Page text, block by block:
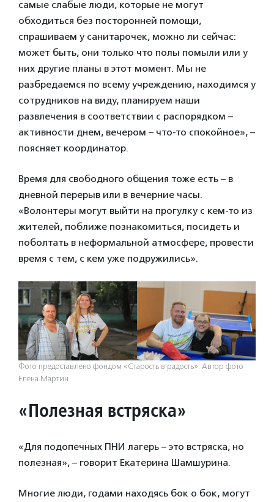
самые слабые люди, которые не могут
обходиться без посторонней помощи,
спрашиваем у санитарочек, можно ли сейчас:
может быть, они только что полы помыли или у
них другие планы в этот момент. Мы не
разбредаемся по всему учреждению, находимся у
сотрудников на виду, планируем наши
развлечения в соответствии с распорядком –
активности днем, вечером – что-то спокойное», –
поясняет координатор.
Время для свободного общения тоже есть – в
дневной перерыв или в вечерние часы.
«Волонтеры могут выйти на прогулку с кем-то из
жителей, поближе познакомиться, посидеть и
поболтать в неформальной атмосфере, провести
время с тем, с кем уже подружились».
Фото предоставлено фондом «Старость в радость». Автор фото
Елена Мартин
«Полезная встряска»
«Для подопечных ПНИ лагерь – это встряска, но
полезная», – говорит Екатерина Шамшурина.
Многие люди, годами находясь бок о бок, могут